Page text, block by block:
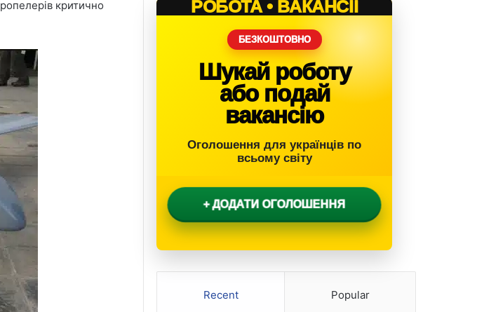
критично
РОБОТА • ВАКАНСІЇ
БЕЗКОШТОВНО
Шукай роботу
або подай
вакансію
Оголошення для українців по
всьому світу
+ ДОДАТИ ОГОЛОШЕННЯ
Recent Popular